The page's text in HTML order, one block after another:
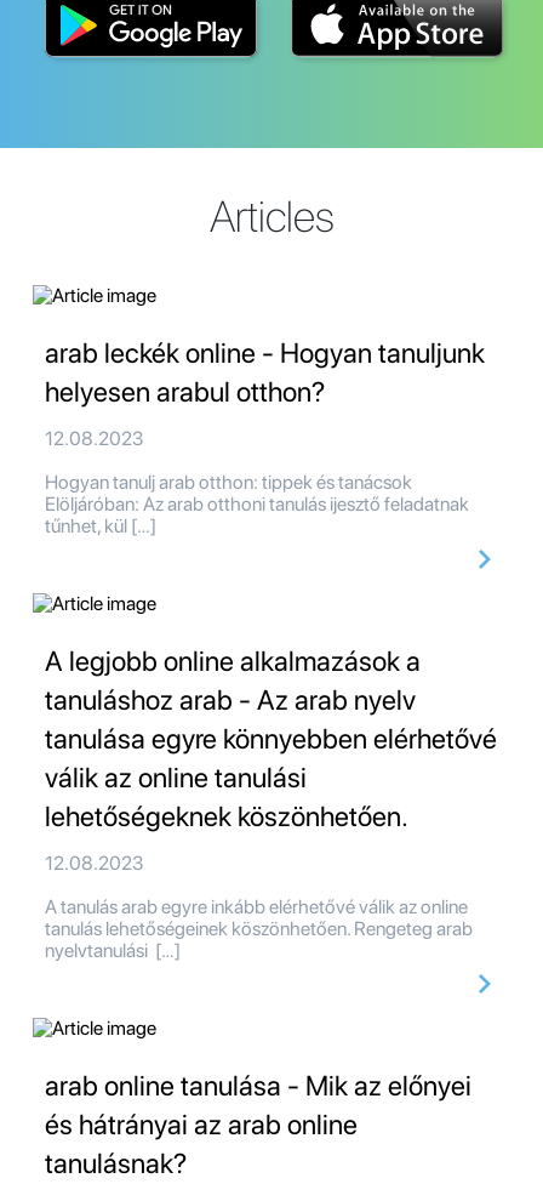
Articles
arab leckék online - Hogyan tanuljunk
helyesen arabul otthon?
12.08.2023
Hogyan tanulj arab otthon: tippek és tanácsok
Elöljáróban: Az arab otthoni tanulás ijesztő feladatnak
tűnhet, kül […]
A legjobb online alkalmazások a
tanuláshoz arab - Az arab nyelv
tanulása egyre könnyebben elérhetővé
válik az online tanulási
lehetőségeknek köszönhetően.
12.08.2023
A tanulás arab egyre inkább elérhetővé válik az online
tanulás lehetőségeinek köszönhetően. Rengeteg arab
nyelvtanulási […]
arab online tanulása - Mik az előnyei
és hátrányai az arab online
tanulásnak?